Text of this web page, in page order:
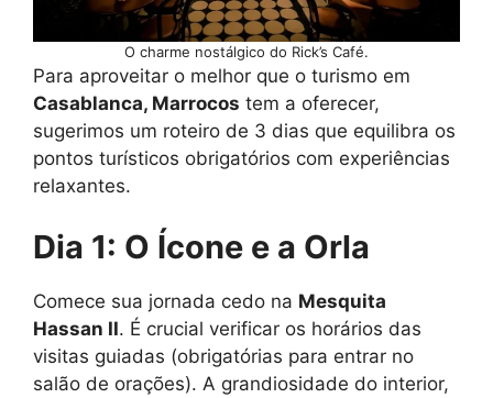
O charme nostálgico do Rick’s Café.
Para aproveitar o melhor que o turismo em
Casablanca, Marrocos tem a oferecer,
sugerimos um roteiro de 3 dias que equilibra os
pontos turísticos obrigatórios com experiências
relaxantes.
Dia 1: O Ícone e a Orla
Comece sua jornada cedo na Mesquita
Hassan II. É crucial verificar os horários das
visitas guiadas (obrigatórias para entrar no
salão de orações). A grandiosidade do interior,